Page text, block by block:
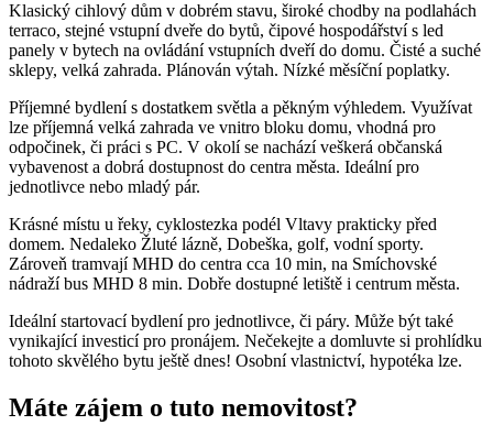
Klasický cihlový dům v dobrém stavu, široké chodby na podlahách
terraco, stejné vstupní dveře do bytů, čipové hospodářství s led
panely v bytech na ovládání vstupních dveří do domu. Čisté a suché
sklepy, velká zahrada. Plánován výtah. Nízké měsíční poplatky.
Příjemné bydlení s dostatkem světla a pěkným výhledem. Využívat
lze příjemná velká zahrada ve vnitro bloku domu, vhodná pro
odpočinek, či práci s PC. V okolí se nachází veškerá občanská
vybavenost a dobrá dostupnost do centra města. Ideální pro
jednotlivce nebo mladý pár.
Krásné místu u řeky, cyklostezka podél Vltavy prakticky před
domem. Nedaleko Žluté lázně, Dobeška, golf, vodní sporty.
Zároveň tramvají MHD do centra cca 10 min, na Smíchovské
nádraží bus MHD 8 min. Dobře dostupné letiště i centrum města.
Ideální startovací bydlení pro jednotlivce, či páry. Může být také
vynikající investicí pro pronájem. Nečekejte a domluvte si prohlídku
tohoto skvělého bytu ještě dnes! Osobní vlastnictví, hypotéka lze.
Máte zájem o tuto nemovitost?